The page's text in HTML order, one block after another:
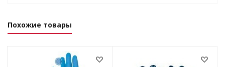
Похожие товары